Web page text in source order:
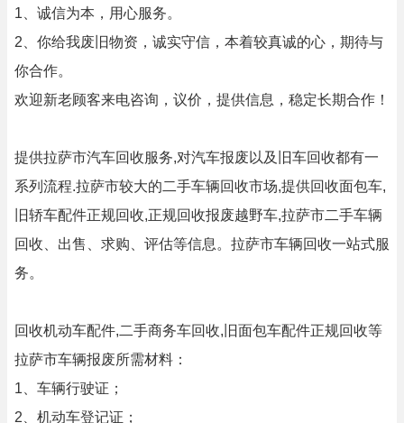
1、诚信为本，用心服务。
2、你给我废旧物资，诚实守信，本着较真诚的心，期待与
你合作。
欢迎新老顾客来电咨询，议价，提供信息，稳定长期合作！
提供拉萨市汽车回收服务,对汽车报废以及旧车回收都有一
系列流程.拉萨市较大的二手车辆回收市场,提供回收面包车,
旧轿车配件正规回收,正规回收报废越野车,拉萨市二手车辆
回收、出售、求购、评估等信息。拉萨市车辆回收一站式服
务。
回收机动车配件,二手商务车回收,旧面包车配件正规回收等
拉萨市车辆报废所需材料：
1、车辆行驶证；
2、机动车登记证；